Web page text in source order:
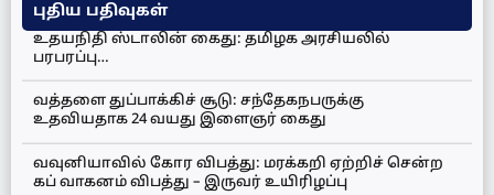
புதிய பதிவுகள்
உதயநிதி ஸ்டாலின் கைது: தமிழக அரசியலில்
பரபரப்பு…
வத்தளை துப்பாக்கிச் சூடு: சந்தேகநபருக்கு
உதவியதாக 24 வயது இளைஞர் கைது
வவுனியாவில் கோர விபத்து: மரக்கறி ஏற்றிச் சென்ற
கப் வாகனம் விபத்து – இருவர் உயிரிழப்பு